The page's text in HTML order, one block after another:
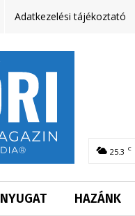
Adatkezelési tájékoztató
25.3 C
NYUGAT HAZÁNK